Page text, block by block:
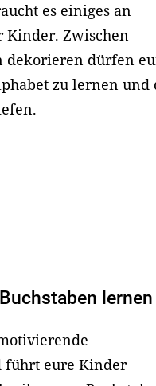
es einiges an
Kinder. Zwischen
dekorieren dürfen
zu lernen und
lernen
führt eure Kinder